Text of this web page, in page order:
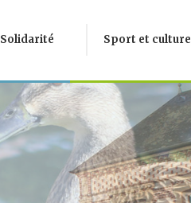
Solidarité Sport et culture